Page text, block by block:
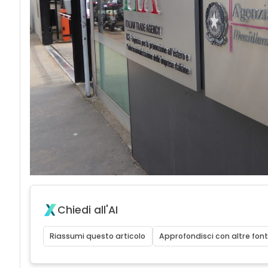
Chiedi all'AI
Riassumi questo articolo Approfondisci con altre